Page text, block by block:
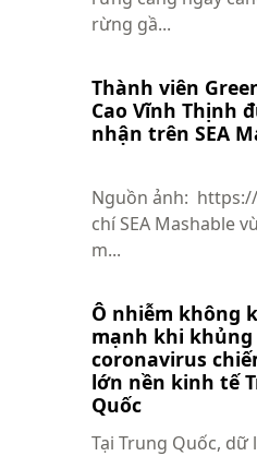
rừng gầ...
Thành viên
Cao Vĩnh Thịnh
nhận trên SEA
Nguồn ảnh:
chí SEA Mashable
m...
Ô nhiễm không
mạnh khi khủng
coronavirus
lớn nền kinh tế
Quốc
Tại Trung Quốc, dữ